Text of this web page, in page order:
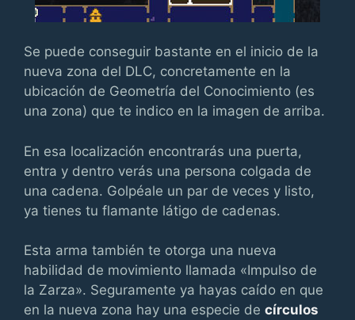
Se puede conseguir bastante en el inicio de la
nueva zona del DLC, concretamente en la
ubicación de Geometría del Conocimiento (es
una zona) que te indico en la imagen de arriba.
En esa localización encontrarás una puerta,
entra y dentro verás una persona colgada de
una cadena. Golpéale un par de veces y listo,
ya tienes tu flamante látigo de cadenas.
Esta arma también te otorga una nueva
habilidad de movimiento llamada «Impulso de
la Zarza». Seguramente ya hayas caído en que
en la nueva zona hay una especie de círculos